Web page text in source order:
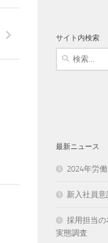
サイト内検索
検
最新ニュース
2024年労
新入社員意
採用担当
実態調査